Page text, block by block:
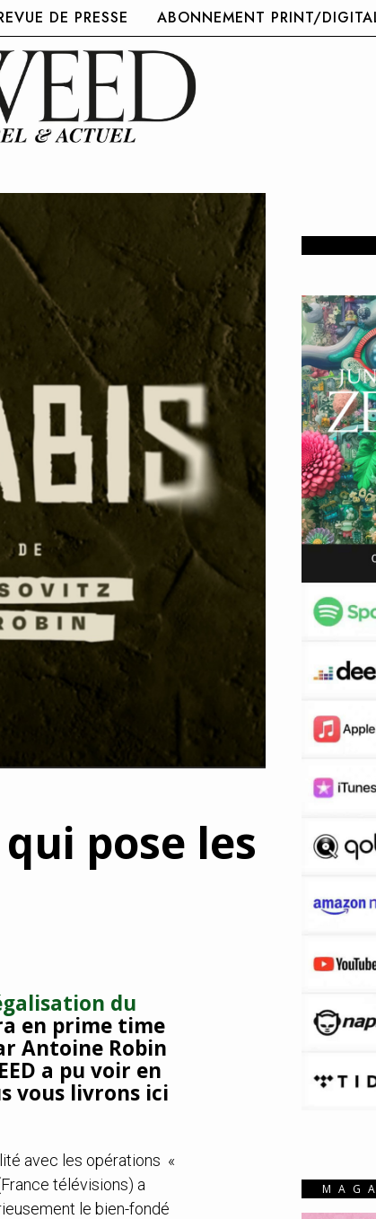
DE PRESSE ABONNEMENT PRINT/
pose les
du
en prime time
Antoine Robin
a pu voir en
vous livrons ici
avec les opérations «
télévisions) a
le bien-fondé